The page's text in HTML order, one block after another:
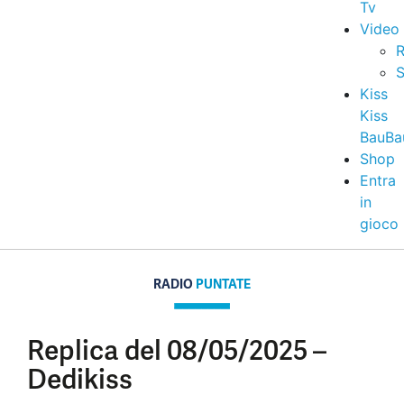
Tv
Video
Kiss
Kiss
Shop
Entra
in
gioco
RADIO PUNTATE
Replica del 08/05/2025 –
Dedikiss